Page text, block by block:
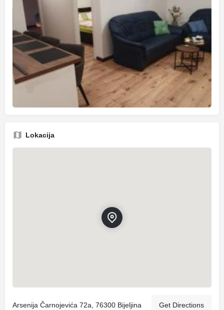
Lokacija
Arsenija Čarnojevića 72a, 76300 Bijeljina Get Directions